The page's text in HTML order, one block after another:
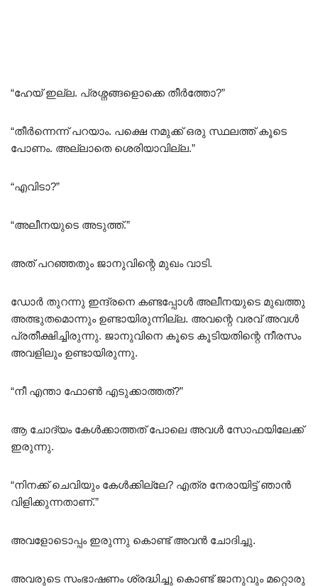
“ഹേയ് ഇല്ല. പ്രശ്നങ്ങളൊക്കെ തീർത്തോ?”
“തീർന്നെന്ന് പറയാം. പക്ഷെ നമുക്ക് ഒരു സ്ഥലത്ത് കൂടെ
പോണം. അല്ലാതെ ശെരിയാവില്ല.”
“എവിടാ?”
“അലീനയുടെ അടുത്ത്.”
അത് പറഞ്ഞതും ജാനുവിന്റെ മുഖം വാടി.
ഡോർ തുറന്നു ഇന്ദ്രനെ കണ്ടപ്പോൾ അലീനയുടെ മുഖത്തു
അത്ഭുതമൊന്നും ഉണ്ടായിരുന്നില്ല. അവന്റെ വരവ് അവൾ
പ്രതീക്ഷിച്ചിരുന്നു. ജാനുവിനെ കൂടെ കൂടിയതിന്റെ നീരസം
അവളിലും ഉണ്ടായിരുന്നു.
“നീ എന്താ ഫോൺ എടുക്കാത്തത്?”
ആ ചോദ്യം കേൾക്കാത്തത് പോലെ അവൾ സോഫയിലേക്ക്
ഇരുന്നു.
“നിനക്ക് ചെവിയും കേൾക്കില്ലേ? എത്ര നേരായിട്ട് ഞാൻ
വിളിക്കുന്നതാണ്.”
അവളോടൊപ്പം ഇരുന്നു കൊണ്ട് അവൻ ചോദിച്ചു.
അവരുടെ സംഭാഷണം ശ്രദ്ധിച്ചു കൊണ്ട് ജാനുവും മറ്റൊരു